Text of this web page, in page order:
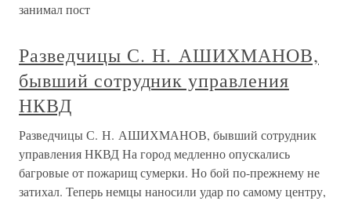
занимал пост
Разведчицы С. Н. АШИХМАНОВ,
бывший сотрудник управления
НКВД
Разведчицы С. Н. АШИХМАНОВ, бывший сотрудник
управления НКВД На город медленно опускались
багровые от пожарищ сумерки. Но бой по-прежнему не
затихал. Теперь немцы наносили удар по самому центру,